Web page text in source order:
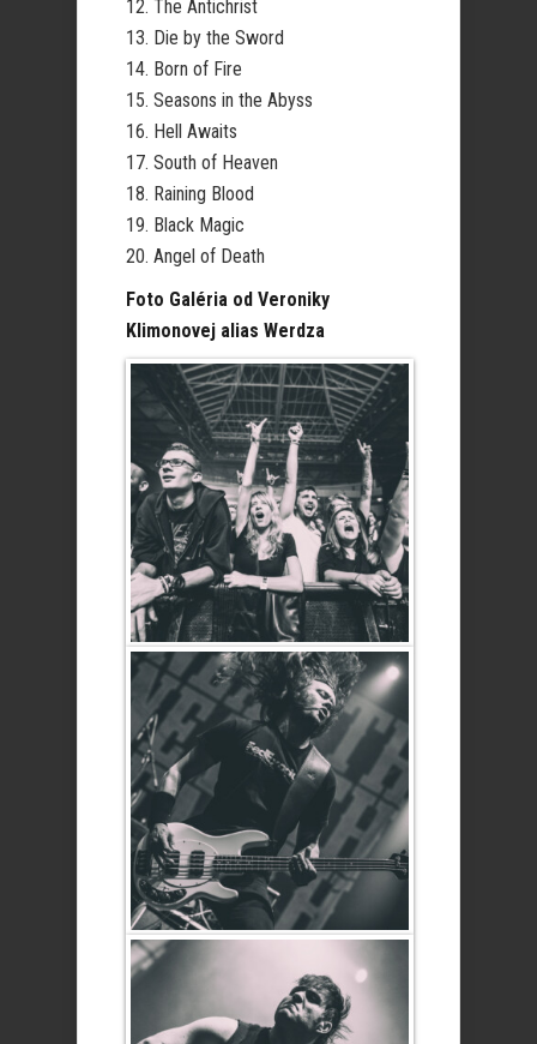
12. The Antichrist
13. Die by the Sword
14. Born of Fire
15. Seasons in the Abyss
16. Hell Awaits
17. South of Heaven
18. Raining Blood
19. Black Magic
20. Angel of Death
Foto Galéria od Veroniky
Klimonovej alias Werdza